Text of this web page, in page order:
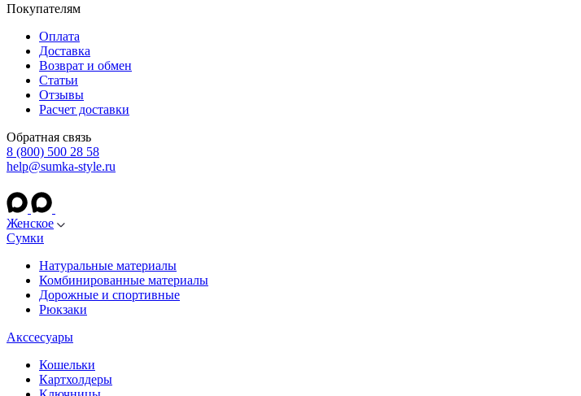
Покупателям
Оплата
Доставка
Возврат и обмен
Статьи
Отзывы
Расчет доставки
Обратная связь
8 (800) 500 28 58
help@sumka-style.ru
Женское
Сумки
Натуральные материалы
Комбинированные материалы
Дорожные и спортивные
Рюкзаки
Акссесуары
Кошельки
Картхолдеры